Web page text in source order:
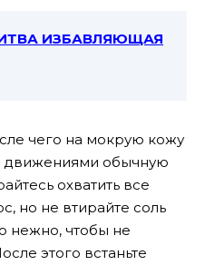
ИЗБАВЛЯЮЩАЯ
чего на мокрую кожу
обычную
охватить все
но не втирайте соль
нежно, чтобы не
этого встаньте